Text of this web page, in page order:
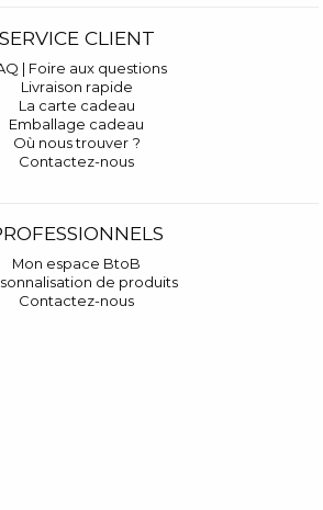
SERVICE CLIENT
| Foire aux questions
Livraison rapide
La carte cadeau
Emballage cadeau
Où nous trouver ?
Contactez-nous
Mon espace BtoB
de produits
Contactez-nous